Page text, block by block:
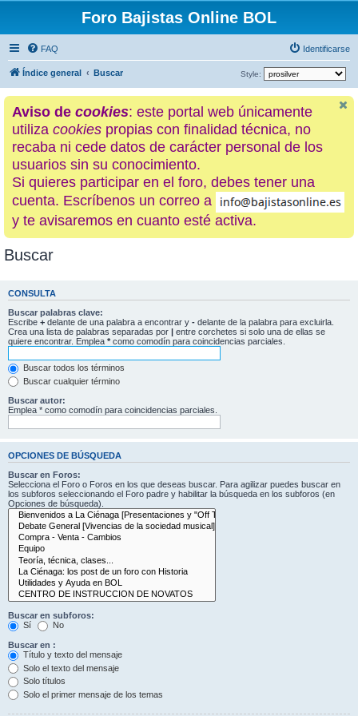
Foro Bajistas Online BOL
FAQ Identificarse
Índice general Buscar Style:
Aviso de cookies: este portal web únicamente
utiliza cookies propias con finalidad técnica, no
recaba ni cede datos de carácter personal de los
usuarios sin su conocimiento.
Si quieres participar en el foro, debes tener una
cuenta. Escríbenos un correo a
y te avisaremos en cuanto esté activa.
Buscar
CONSULTA
Buscar palabras clave:
Escribe + delante de una palabra a encontrar y - delante de la palabra para excluirla.
Crea una lista de palabras separadas por | entre corchetes si solo una de ellas se
quiere encontrar. Emplea * como comodín para coincidencias parciales.
Buscar todos los términos
Buscar cualquier término
Buscar autor:
Emplea * como comodín para coincidencias parciales.
OPCIONES DE BÚSQUEDA
Buscar en Foros:
Selecciona el Foro o Foros en los que deseas buscar. Para agilizar puedes buscar en
los subforos seleccionando el Foro padre y habilitar la búsqueda en los subforos (en
Opciones de búsqueda).
Buscar en subforos:
Sí
No
Buscar en :
Título y texto del mensaje
Solo el texto del mensaje
Solo títulos
Solo el primer mensaje de los temas